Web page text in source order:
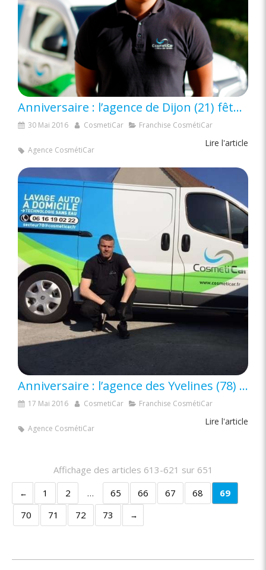
Anniversaire : l’agence de Dijon (21) fête ses 4 ans
30 Mai 2016 CosmetiCar Franchise CosmétiCar
Lire l'article
Agence CosmétiCar
Anniversaire : l’agence des Yvelines (78) fête ses 4 ans
17 Mai 2016 CosmetiCar Franchise CosmétiCar
Lire l'article
Agence CosmétiCar
Affichage des articles 613-621 sur 651
1
2 … 65 66 67 68
69
70
71 72 73